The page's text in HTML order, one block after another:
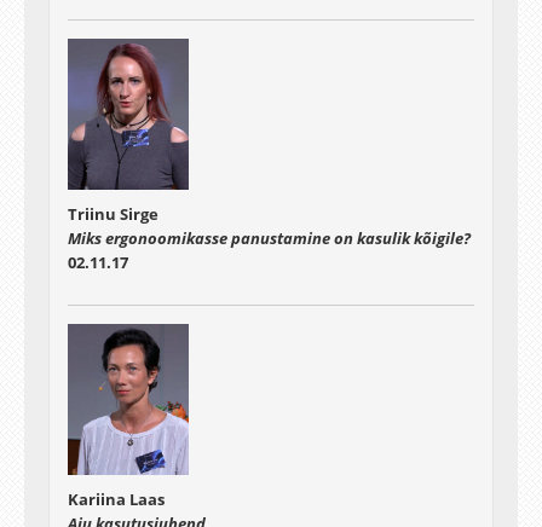
Triinu Sirge
Miks ergonoomikasse panustamine on kasulik kõigile?
02.11.17
Kariina Laas